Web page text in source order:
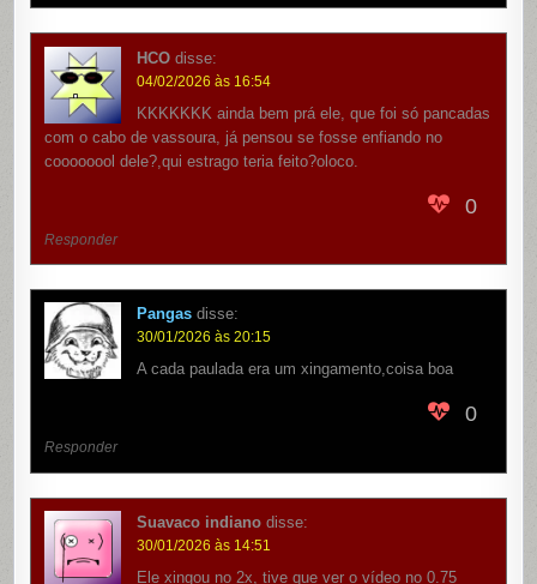
HCO disse:
04/02/2026 às 16:54
KKKKKKK ainda bem prá ele, que foi só pancadas
com o cabo de vassoura, já pensou se fosse enfiando no
coooooool dele?,qui estrago teria feito?oloco.
0
Responder
Pangas disse:
30/01/2026 às 20:15
A cada paulada era um xingamento,coisa boa
0
Responder
Suavaco indiano disse:
30/01/2026 às 14:51
Ele xingou no 2x, tive que ver o vídeo no 0.75